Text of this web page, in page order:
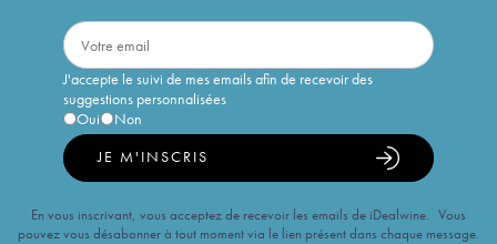
J'accepte le suivi de mes emails afin de recevoir des
suggestions personnalisées
Oui
Non
JE M'INSCRIS
En vous inscrivant, vous acceptez de recevoir les emails de iDealwine. Vous
pouvez vous désabonner à tout moment via le lien présent dans chaque message.